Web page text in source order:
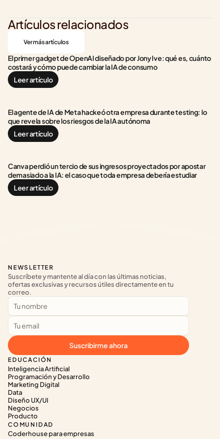
Artículos relacionados
Ver más artículos
El primer gadget de OpenAI diseñado por Jony Ive: qué es, cuánto
costará y cómo puede cambiar la IA de consumo
Leer artículo
El agente de IA de Meta hackeó otra empresa durante testing: lo
que revela sobre los riesgos de la IA autónoma
Leer artículo
Canva perdió un tercio de sus ingresos proyectados por apostar
demasiado a la IA: el caso que toda empresa debería estudiar
Leer artículo
EDUCACIÓN
Inteligencia Artificial
Programación y Desarrollo
Marketing Digital
Data
Diseño UX/UI
Negocios
Producto
COMUNIDAD
Coderhouse para empresas
NEWSLETTER
Suscríbete y mantente al día con las últimas noticias,
ofertas exclusivas y recursos útiles directamente en tu
correo.
Suscribirme ahora